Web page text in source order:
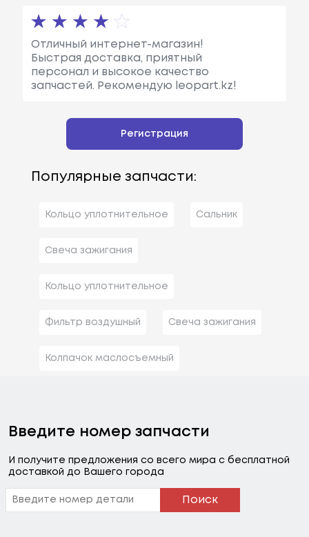
Отличный интернет-магазин!
Быстрая доставка, приятный
персонал и высокое качество
запчастей. Рекомендую leopart.kz!
Регистрация
Популярные запчасти:
Кольцо уплотнительное Сальник
Свеча зажигания
Кольцо уплотнительное
Фильтр воздушный Свеча зажигания
Колпачок маслосъемный
Введите номер запчасти
И получите предложения со всего мира с бесплатной
доставкой до Вашего города
Поиск